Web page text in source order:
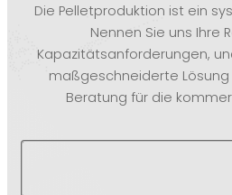
Die Pelletproduktion ist ein
Nennen Sie uns Ihre
Kapazitätsanforderungen,
maßgeschneiderte
Beratung für die